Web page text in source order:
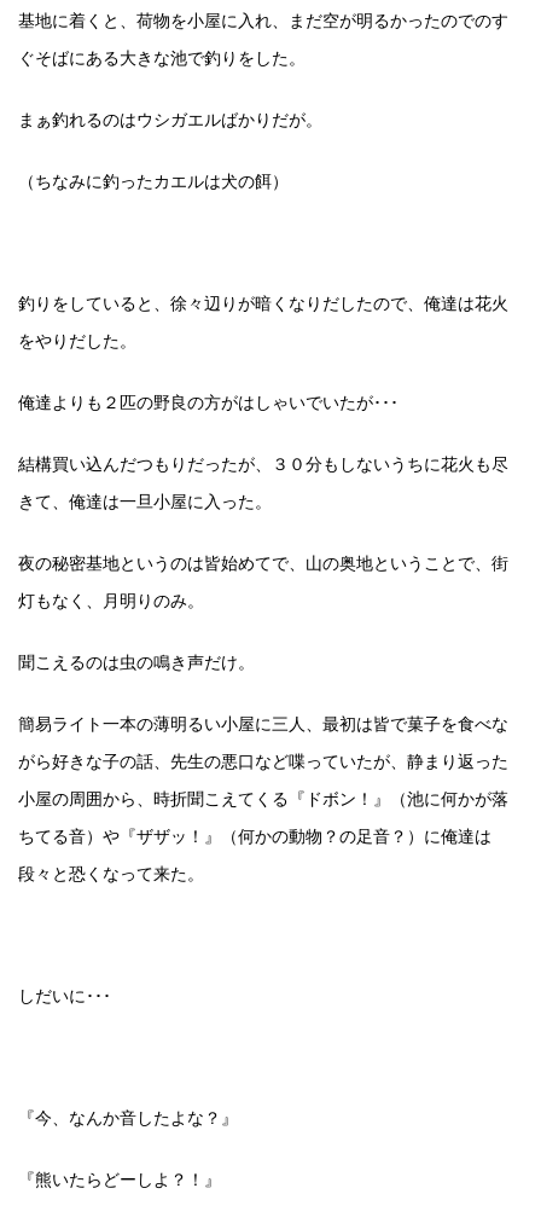
基地に着くと、荷物を小屋に入れ、まだ空が明るかったのでのす
ぐそばにある大きな池で釣りをした。
まぁ釣れるのはウシガエルばかりだが。
（ちなみに釣ったカエルは犬の餌）
釣りをしていると、徐々辺りが暗くなりだしたので、俺達は花火
をやりだした。
俺達よりも２匹の野良の方がはしゃいでいたが･･･
結構買い込んだつもりだったが、３０分もしないうちに花火も尽
きて、俺達は一旦小屋に入った。
夜の秘密基地というのは皆始めてで、山の奥地ということで、街
灯もなく、月明りのみ。
聞こえるのは虫の鳴き声だけ。
簡易ライト一本の薄明るい小屋に三人、最初は皆で菓子を食べな
がら好きな子の話、先生の悪口など喋っていたが、静まり返った
小屋の周囲から、時折聞こえてくる『ドボン！』（池に何かが落
ちてる音）や『ザザッ！』（何かの動物？の足音？）に俺達は
段々と恐くなって来た。
しだいに･･･
『今、なんか音したよな？』
『熊いたらどーしよ？！』